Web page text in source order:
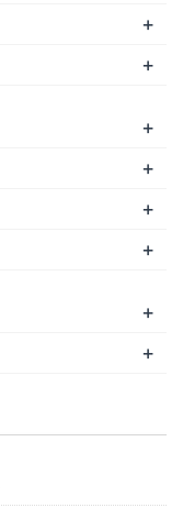
+
+
+
+
+
+
+
+